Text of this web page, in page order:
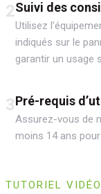
2Suivi des
Utilisez
indiqués sur le
garantir un usage
3Pré-requis
Assurez-vous de
moins 14 ans
TUTORIEL VIDÉO